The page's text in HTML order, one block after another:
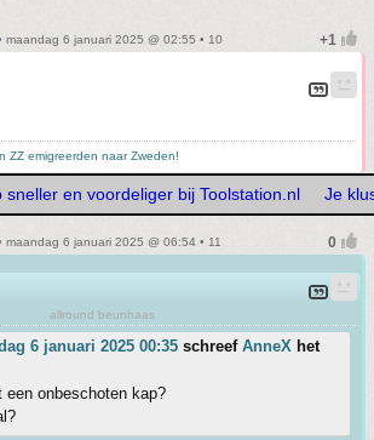
maandag 6 januari 2025 @ 02:55 • 10
ZZ emigreerden naar Zweden!
en voordeliger bij Toolstation.nl Je
maandag 6 januari 2025 @ 06:54 • 11
allround beunhaas
6 januari 2025 00:35 schreef AnneX het
een onbeschoten kap?